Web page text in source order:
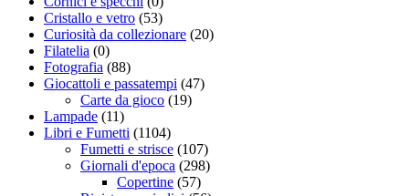
Cristallo e vetro (53)
Curiosità da collezionare (20)
Filatelia (0)
Fotografia (88)
Giocattoli e passatempi (47)
Carte da gioco (19)
Lampade (11)
Libri e Fumetti (1104)
Fumetti e strisce (107)
Giornali d'epoca (298)
Copertine (57)